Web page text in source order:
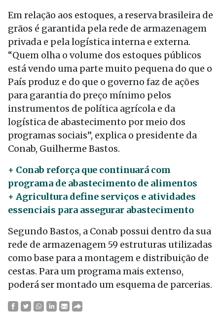
Em relação aos estoques, a reserva brasileira de
grãos é garantida pela rede de armazenagem
privada e pela logística interna e externa.
“Quem olha o volume dos estoques públicos
está vendo uma parte muito pequena do que o
País produz e do que o governo faz de ações
para garantia do preço mínimo pelos
instrumentos de política agrícola e da
logística de abastecimento por meio dos
programas sociais”, explica o presidente da
Conab, Guilherme Bastos.
+ Conab reforça que continuará com
programa de abastecimento de alimentos
+ Agricultura define serviços e atividades
essenciais para assegurar abastecimento
Segundo Bastos, a Conab possui dentro da sua
rede de armazenagem 59 estruturas utilizadas
como base para a montagem e distribuição de
cestas. Para um programa mais extenso,
poderá ser montado um esquema de parcerias.